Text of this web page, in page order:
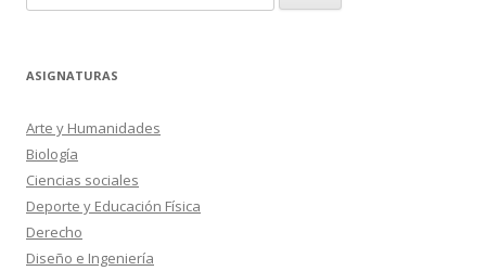
ASIGNATURAS
Arte y Humanidades
Biología
Ciencias sociales
Deporte y Educación Física
Derecho
Diseño e Ingeniería